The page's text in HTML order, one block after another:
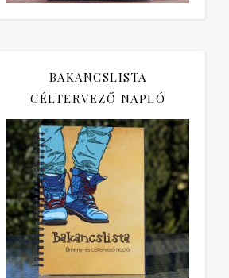
BAKANCSLISTA
CÉLTERVEZŐ NAPLÓ